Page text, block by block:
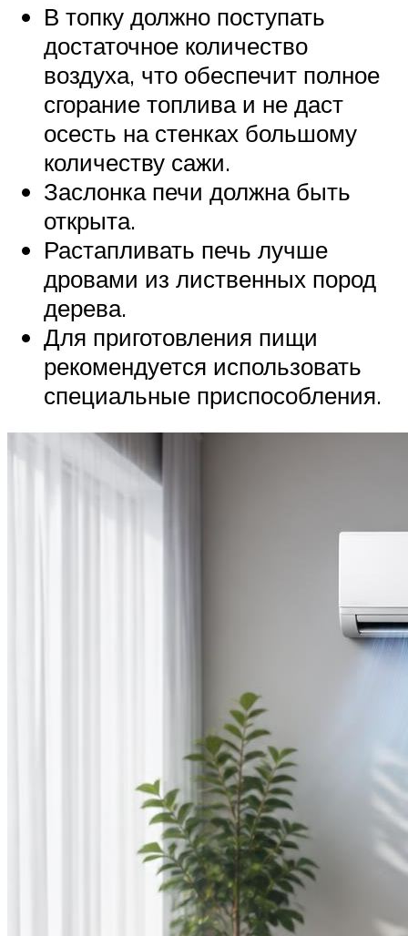
В топку должно поступать
достаточное количество
воздуха, что обеспечит полное
сгорание топлива и не даст
осесть на стенках большому
количеству сажи.
Заслонка печи должна быть
открыта.
Растапливать печь лучше
дровами из лиственных пород
дерева.
Для приготовления пищи
рекомендуется использовать
специальные приспособления.